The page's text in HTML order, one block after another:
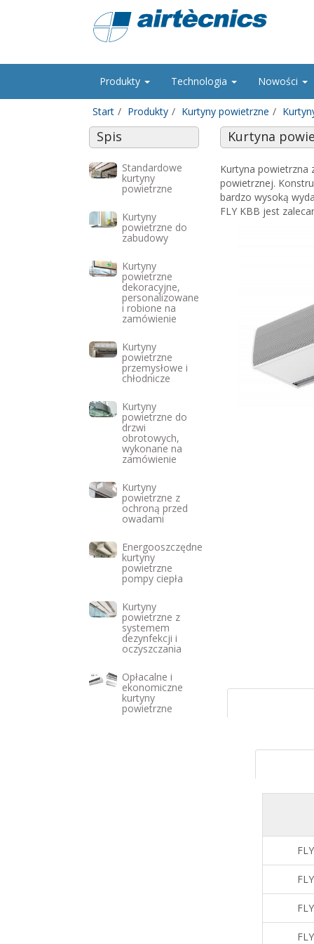
Produkty Technologia Nowości
Start Produkty Kurtyny powietrzne
Spis
Standardowe
kurtyny
powietrzne
Kurtyny
powietrzne do
zabudowy
Kurtyny
powietrzne
dekoracyjne,
personalizowane
i robione na
zamówienie
Kurtyny
powietrzne
przemysłowe i
chłodnicze
Kurtyny
powietrzne do
drzwi
obrotowych,
wykonane na
zamówienie
Kurtyny
powietrzne z
ochroną przed
owadami
Energooszczędne
kurtyny
powietrzne
pompy ciepła
Kurtyny
powietrzne z
systemem
dezynfekcji i
oczyszczania
Opłacalne i
ekonomiczne
kurtyny
powietrzne
Kurtyna
Kurtyna powietrzna
powietrznej.
bardzo wysoką
FLY KBB jest